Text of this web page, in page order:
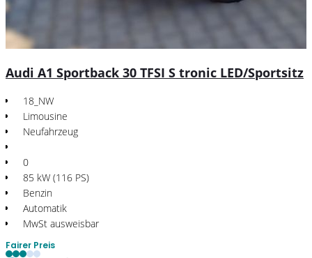
Audi A1 Sportback 30 TFSI S tronic LED/Sportsitz
18_NW
Limousine
Neufahrzeug
0
85 kW (116 PS)
Benzin
Automatik
MwSt ausweisbar
Fairer Preis